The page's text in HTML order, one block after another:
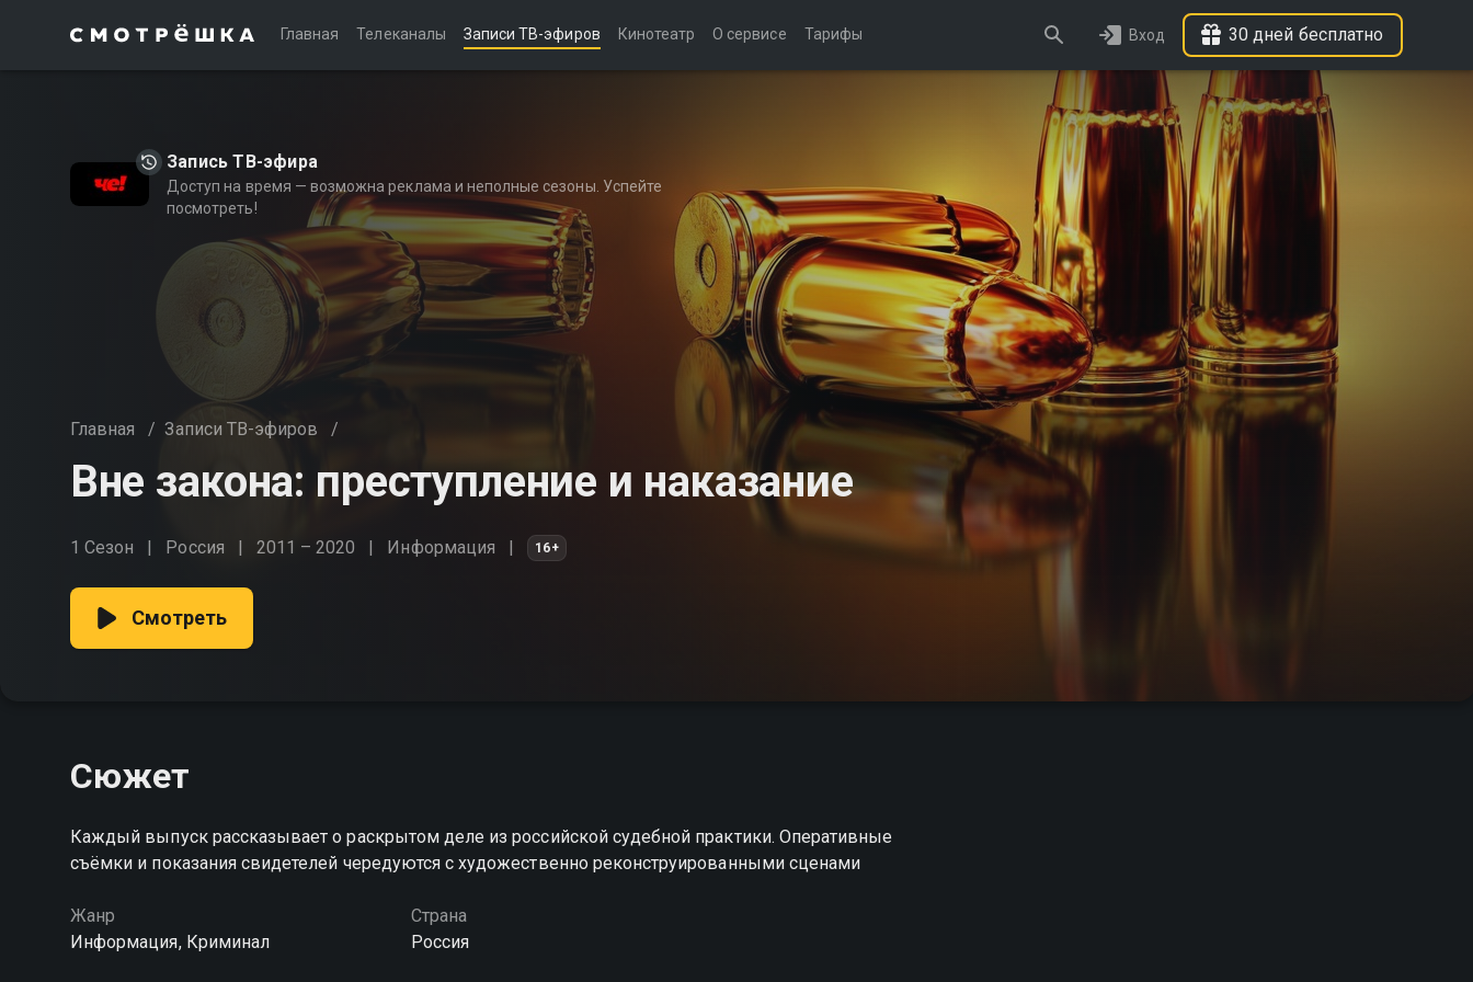
Главная Телеканалы Записи ТВ-эфиров Кинотеатр О сервисе Тарифы Вход 30 дней бесплатно
Запись ТВ-эфира
Доступ на время — возможна реклама и неполные сезоны. Успейте
посмотреть!
Главная / Записи ТВ-эфиров /
Вне закона: преступление и наказание
1 Сезон Россия 2011 – 2020 Информация 16+
Смотреть
Сюжет
Каждый выпуск рассказывает о раскрытом деле из российской судебной практики. Оперативные
съёмки и показания свидетелей чередуются с художественно реконструированными сценами
Жанр
Информация, Криминал
Страна
Россия